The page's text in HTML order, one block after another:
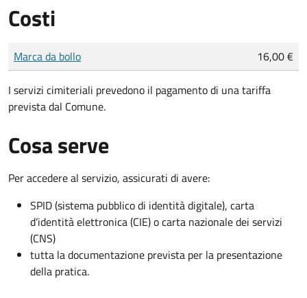
Costi
Tipo di pagamento
Importo
Marca da bollo 16,00 €
I servizi cimiteriali prevedono il pagamento di una tariffa
prevista dal Comune.
Cosa serve
Per accedere al servizio, assicurati di avere:
SPID (sistema pubblico di identità digitale), carta
d’identità elettronica (CIE) o carta nazionale dei servizi
(CNS)
tutta la documentazione prevista per la presentazione
della pratica.